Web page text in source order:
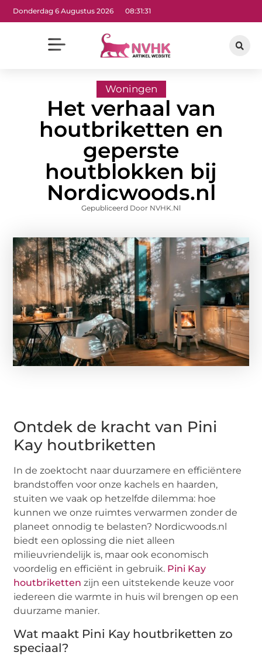
Donderdag 6 Augustus 2026 08:31:32
Woningen
Het verhaal van
houtbriketten en
geperste
houtblokken bij
Nordicwoods.nl
Gepubliceerd Door NVHK.nl
Ontdek de kracht van Pini
Kay houtbriketten
In de zoektocht naar duurzamere en efficiëntere
brandstoffen voor onze kachels en haarden,
stuiten we vaak op hetzelfde dilemma: hoe
kunnen we onze ruimtes verwarmen zonder de
planeet onnodig te belasten? Nordicwoods.nl
biedt een oplossing die niet alleen
milieuvriendelijk is, maar ook economisch
voordelig en efficiënt in gebruik. Pini Kay
houtbriketten zijn een uitstekende keuze voor
iedereen die warmte in huis wil brengen op een
duurzame manier.
Wat maakt Pini Kay houtbriketten zo
speciaal?